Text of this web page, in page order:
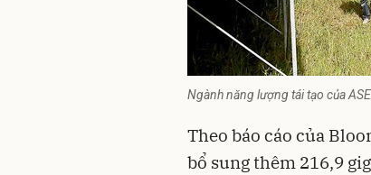
Ngành năng lượng tái tạo của
Theo báo cáo của
bổ sung thêm 216,9